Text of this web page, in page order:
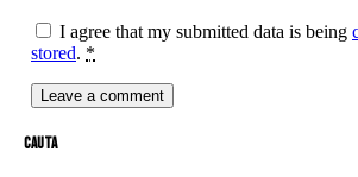
I agree that my submitted data is being
stored. *
cauta